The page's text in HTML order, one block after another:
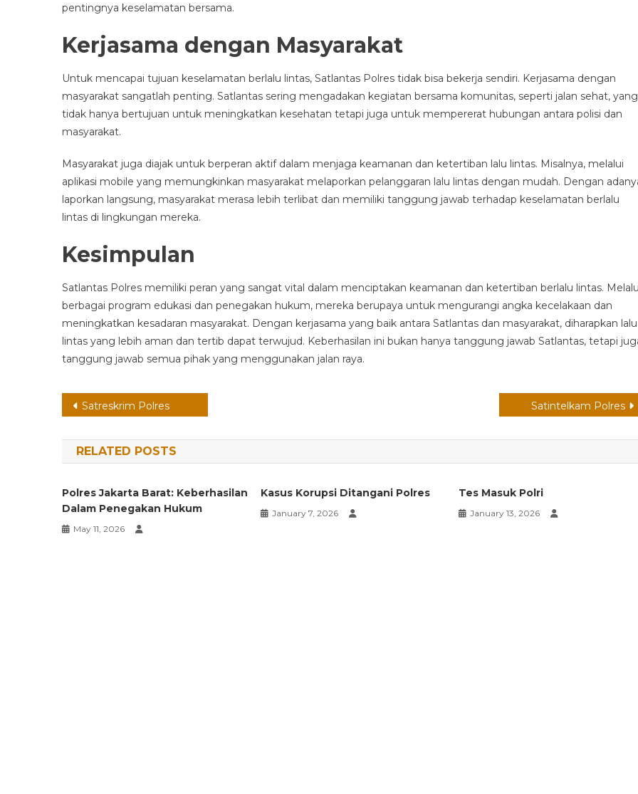
pentingnya keselamatan bersama.
Kerjasama dengan Masyarakat
Untuk mencapai tujuan keselamatan berlalu lintas, Satlantas Polres tidak bisa bekerja sendiri. Kerjasama dengan
masyarakat sangatlah penting. Satlantas sering mengadakan kegiatan bersama komunitas, seperti jalan sehat, yang
tidak hanya bertujuan untuk meningkatkan kesehatan tetapi juga untuk mempererat hubungan antara polisi dan
masyarakat.
Masyarakat juga diajak untuk berperan aktif dalam menjaga keamanan dan ketertiban lalu lintas. Misalnya, melalui
aplikasi mobile yang memungkinkan masyarakat melaporkan pelanggaran lalu lintas dengan mudah. Dengan
laporkan langsung, masyarakat merasa lebih terlibat dan memiliki tanggung jawab terhadap keselamatan berlalu
lintas di lingkungan mereka.
Kesimpulan
Satlantas Polres memiliki peran yang sangat vital dalam menciptakan keamanan dan ketertiban berlalu lintas.
berbagai program edukasi dan penegakan hukum, mereka berupaya untuk mengurangi angka kecelakaan dan
meningkatkan kesadaran masyarakat. Dengan kerjasama yang baik antara Satlantas dan masyarakat, diharapkan lalu
lintas yang lebih aman dan tertib dapat terwujud. Keberhasilan ini bukan hanya tanggung jawab Satlantas, tetapi
tanggung jawab semua pihak yang menggunakan jalan raya.
Post
navigation
Satreskrim Polres Satintelkam Polres
RELATED POSTS
Polres Jakarta Barat: Keberhasilan
Dalam Penegakan Hukum
May 11, 2026
Kasus Korupsi Ditangani Polres
January 7, 2026
Tes Masuk Polri
January 13, 2026